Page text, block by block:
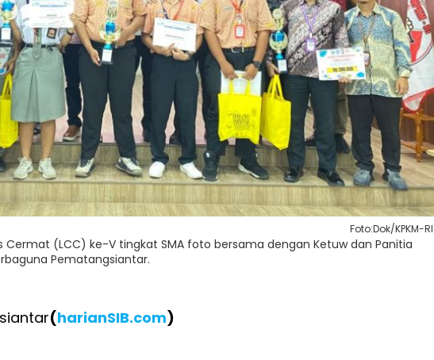
Foto:Dok/KPKM-RI
Cermat (LCC) ke-V tingkat SMA foto bersama dengan Ketuw dan Panitia
Pematangsiantar.
(harianSIB.com)